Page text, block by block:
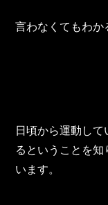
株式会社 ワール
言わなくてもわか
日頃から運動し
るということを
います。